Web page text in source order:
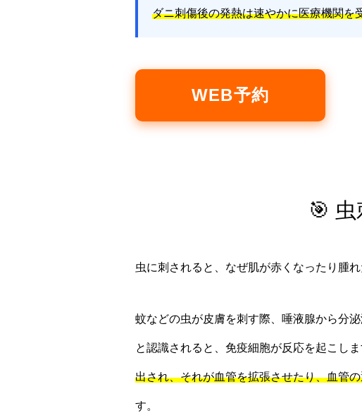
ダニ刺傷後の発熱は速やかに医療機関を
WEB予約
🎯
虫に刺されると、なぜ肌が赤くなったり腫
蚊などの虫が皮膚を刺す際、唾液腺から分
と認識されると、免疫細胞が反応を起こしま
出され、それが血管を拡張させたり、血管
す。